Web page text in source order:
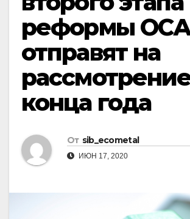
реформы
отправят на
конца года
От sib_ecometal
ИЮН 17, 2020